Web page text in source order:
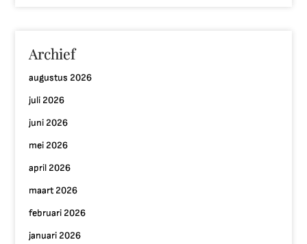
Archief
augustus 2026
juli 2026
juni 2026
mei 2026
april 2026
maart 2026
februari 2026
januari 2026